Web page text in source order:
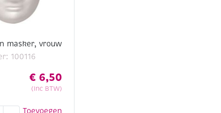
masker, vrouw
100116
€ 6,50
(Inc BTW)
Toevoegen